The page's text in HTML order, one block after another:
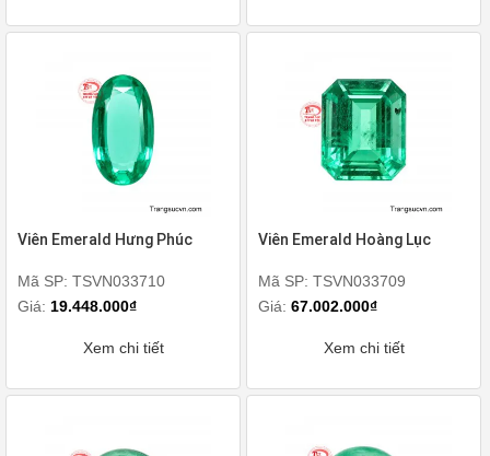
Viên Emerald Hưng Phúc
Mã SP: TSVN033710
Giá: 19.448.000₫
Xem chi tiết
Viên Emerald Hoàng Lục
Mã SP: TSVN033709
Giá:67.002.000₫
Xem chi tiết